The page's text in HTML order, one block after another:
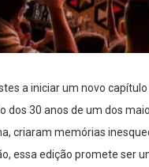
a iniciar um novo
dos 30 anos de um dos
criaram memórias
essa edição promete ser